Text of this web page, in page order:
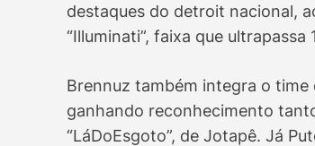
destaques do detroit nacional,
“Illuminati”, faixa que
Brennuz também integra o
ganhando reconhecimento
“LáDoEsgoto”, de Jotapê. Já